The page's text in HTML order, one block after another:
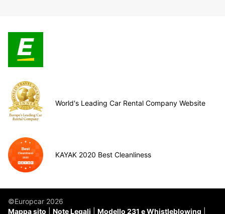
World's Leading Car Rental Company Website
KAYAK 2020 Best Cleanliness
©Europcar 2026
Mappa sito
Note Legali Modello 231 e Whistleblowing